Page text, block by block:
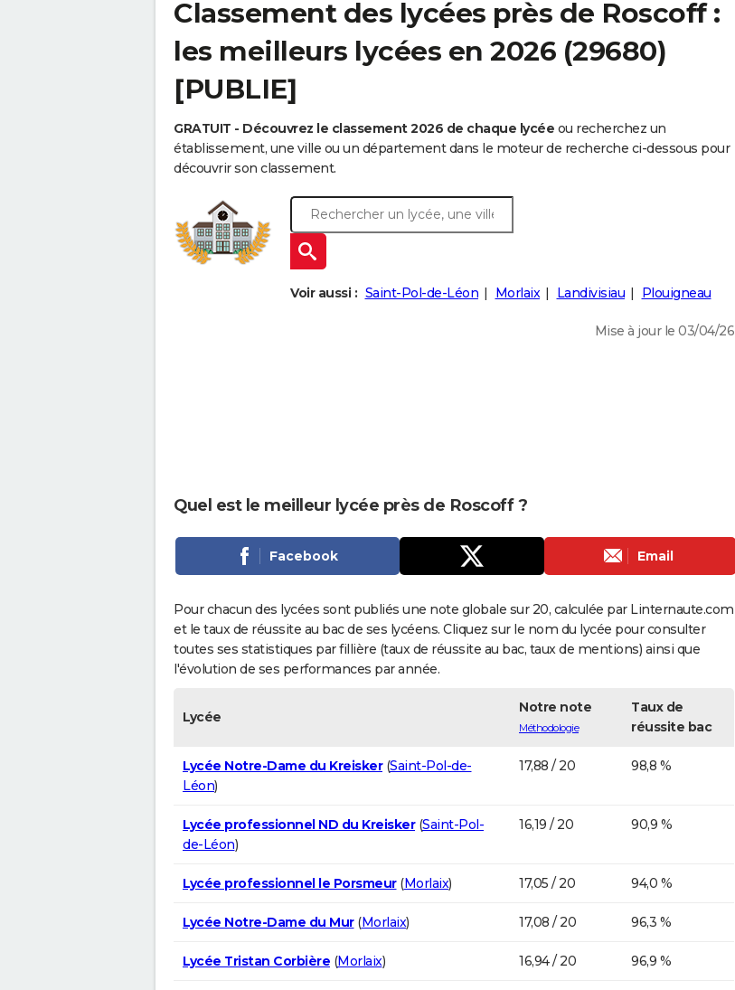
Classement des lycées près de Roscoff :
les meilleurs lycées en 2026 (29680)
[PUBLIE]
GRATUIT - Découvrez le classement 2026 de chaque lycée ou recherchez un
établissement, une ville ou un département dans le moteur de recherche ci-dessous pour
découvrir son classement.
Voir aussi : Saint-Pol-de-Léon Morlaix Landivisiau Plouigneau
Mise à jour le 03/04/26
Quel est le meilleur lycée près de Roscoff ?
Facebook Email
Pour chacun des lycées sont publiés une note globale sur 20, calculée par Linternaute.com
et le taux de réussite au bac de ses lycéens. Cliquez sur le nom du lycée pour consulter
toutes ses statistiques par fillière (taux de réussite au bac, taux de mentions) ainsi que
l'évolution de ses performances par année.
Lycée
Notre note
Méthodologie
Taux de
réussite bac
Lycée Notre-Dame du Kreisker(Saint-Pol-de-
Léon)
17,88 / 20 98,8 %
Lycée professionnel ND du Kreisker(Saint-Pol-
de-Léon)
16,19 / 20 90,9 %
Lycée professionnel le Porsmeur(Morlaix) 17,05 / 20 94,0 %
Lycée Notre-Dame du Mur(Morlaix) 17,08 / 20 96,3 %
Lycée Tristan Corbière (Morlaix) 16,94 / 20 96,9 %